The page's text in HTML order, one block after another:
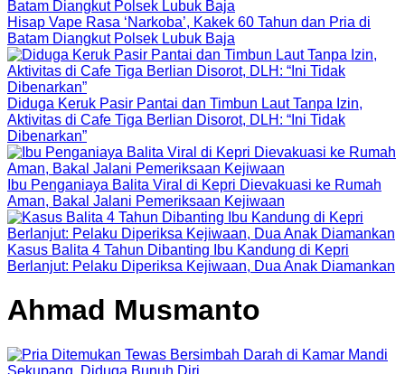
Hisap Vape Rasa ‘Narkoba’, Kakek 60 Tahun dan Pria di
Batam Diangkut Polsek Lubuk Baja
Diduga Keruk Pasir Pantai dan Timbun Laut Tanpa Izin,
Aktivitas di Cafe Tiga Berlian Disorot, DLH: “Ini Tidak
Dibenarkan”
Ibu Penganiaya Balita Viral di Kepri Dievakuasi ke Rumah
Aman, Bakal Jalani Pemeriksaan Kejiwaan
Kasus Balita 4 Tahun Dibanting Ibu Kandung di Kepri
Berlanjut: Pelaku Diperiksa Kejiwaan, Dua Anak Diamankan
Ahmad Musmanto